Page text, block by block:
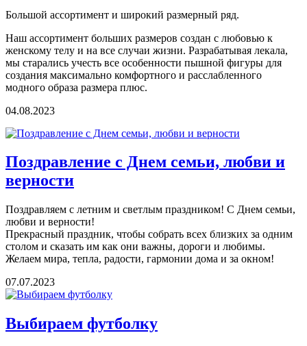
Большой ассортимент и широкий размерный ряд.
Наш ассортимент больших размеров создан с любовью к
женскому телу и на все случаи жизни. Разрабатывая лекала,
мы старались учесть все особенности пышной фигуры для
создания максимально комфортного и расслабленного
модного образа размера плюс.
04.08.2023
Поздравление с Днем семьи, любви и
верности
Поздравляем с летним и светлым праздником! С Днем семьи,
любви и верности!
Прекрасный праздник, чтобы собрать всех близких за одним
столом и сказать им как они важны, дороги и любимы.
Желаем мира, тепла, радости, гармонии дома и за окном!
07.07.2023
Выбираем футболку